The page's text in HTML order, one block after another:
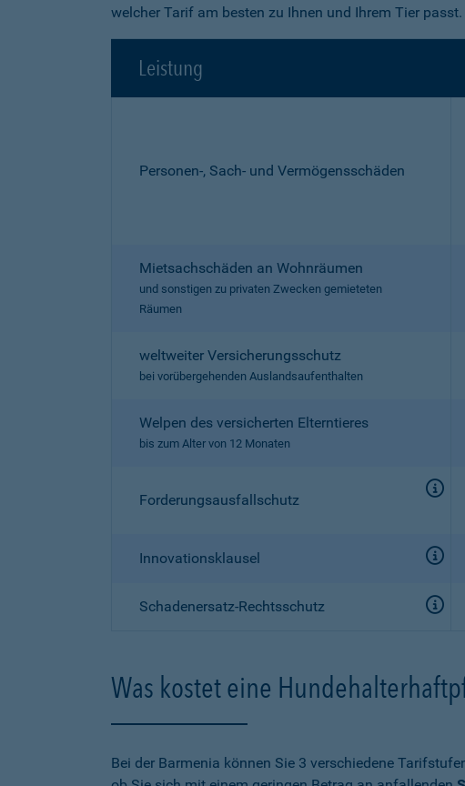
welcher Tarif am besten zu Ihnen und Ihrem Tier passt.
Leistung
Personen-, Sach- und Vermögensschäden
Mietsachschäden an Wohnräumen
und sonstigen zu privaten Zwecken gemieteten
Räumen
weltweiter Versicherungsschutz
bei vorübergehenden Auslandsaufenthalten
Welpen des versicherten Elterntieres
bis zum Alter von 12 Monaten
Forderungsausfallschutz
Innovationsklausel
Schadenersatz-Rechtsschutz
Was kostet eine
Bei der Barmenia können Sie 3 verschiedene